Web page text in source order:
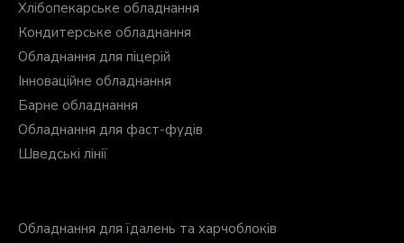
Хлібопекарське обладнання
Кондитерське обладнання
Обладнання для піцерій
Інноваційне обладнання
Барне обладнання
Обладнання для фаст-фудів
Шведські лінії
Обладнання для їдалень та харчоблоків